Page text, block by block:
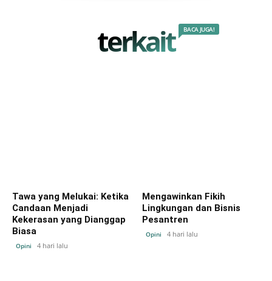
terkait BACA JUGA!
Tawa yang Melukai: Ketika
Candaan Menjadi
Kekerasan yang Dianggap
Biasa
Opini 4 hari lalu
Mengawinkan Fikih
Lingkungan dan Bisnis
Pesantren
Opini 4 hari lalu